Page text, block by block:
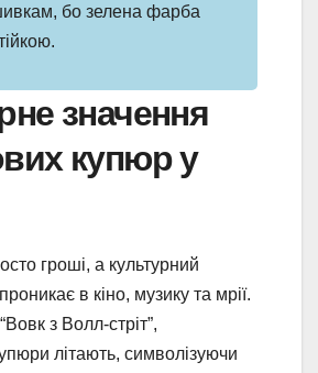
бо зелена фарба
значення
купюр у
гроші, а культурний
в кіно, музику та мрії.
з Волл-стріт”,
літають, символізуючи